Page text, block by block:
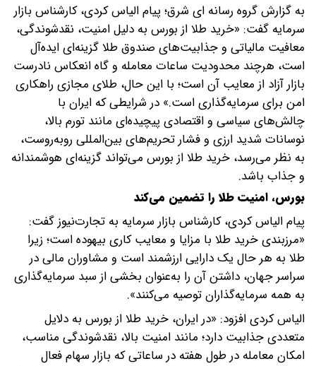
به گزارش گروه رسانه ای شرق؛ پیام الیاس کردی، کارشناس بازار
سرمایه گفت: «خرید طلا از بورس به دلیل امنیت، نقدشوندگی،
معافیت مالیاتی و جذابیت‌های صندوق طلا گزینه‌ای ایده‌آل
است، هرچند محدودیت ساعات معامله و گاه انعکاس نادرست
بازار آزاد از معایب آن است؛ با این حال، طلای مجازی راهکاری
امن برای سرمایه‌گذاری است.» در شرایطی که ایران با
چالش‌های سیاسی و اقتصادی پیچیده‌ای مانند تورم بالا،
نوسانات شدید ارزی و فشار تحریم‎‌های بین‌المللی روبه‌روست،
به نظر می‌رسد، خرید طلا از بورس می‌تواند گزینه‌ای هوشمندانه
و جذاب باشد.
بورس، امنیت طلا را تضمین می‌کند
پیام الیاس کردی، کارشناس بازار سرمایه به تجارت‌نیوز گفت:
«مرزبندی خرید طلا با مزایا و معایب کاری بیهوده است؛ زیرا
طلا به‌ هر حال یک دارایی ارزشمند است و مشاوران مالی در
سراسر جهان، داشتن آن را به‌عنوان بخشی از سبد سرمایه‌گذاری
به همه سرمایه‌گذاران توصیه می‌کنند».
الیاس کردی افزود: «در ایران، خرید طلا از بورس به دلایل
متعددی جذابیت دارد؛ مانند امنیت بالا، نقدشوندگی مناسب،
امکان معامله در طول هفته در ساعاتی که بازار سهام فعال